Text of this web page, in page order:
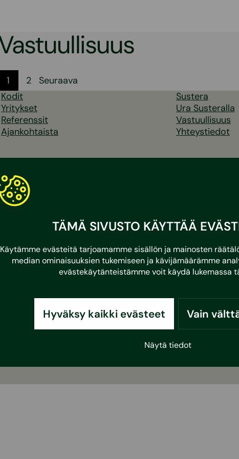
TÄMÄ SIVUSTO KÄYTTÄÄ
Käytämme evästeitä tarjoamamme sisällön ja mainosten
median ominaisuuksien tukemiseen ja kävijämäärämme
evästekäytänteistämme voit käydä lukemassa
Hyväksy kaikki evästeet Vain
Näytä tiedot
Artikkelien
sivutus
1 2
Seuraava
Kodit
Yritykset
Referenssit
Ajankohtaista
Sustera
Ura Susteralla
Vastuullisuus
Yhteystiedot